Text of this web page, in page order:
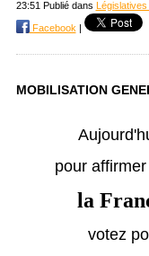
23:51 Publié dans
Facebook
MOBILISATION
pour
la
votez